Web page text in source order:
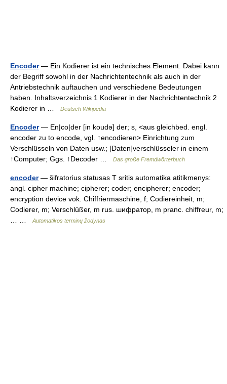
Encoder— Ein Kodierer ist ein technisches Element. Dabei kann
der Begriff sowohl in der Nachrichtentechnik als auch in der
Antriebstechnik auftauchen und verschiedene Bedeutungen
haben. Inhaltsverzeichnis 1 Kodierer in der Nachrichtentechnik 2
Kodierer in …
Deutsch Wikipedia
Encoder— En|co|der [in koudə] der; s, <aus gleichbed. engl.
encoder zu to encode, vgl. ↑encodieren> Einrichtung zum
Verschlüsseln von Daten usw.; [Daten]verschlüsseler in einem
↑Computer; Ggs. ↑Decoder …
Das große Fremdwörterbuch
encoder— šifratorius statusas T sritis automatika atitikmenys:
angl. cipher machine; cipherer; coder; encipherer; encoder;
encryption device vok. Chiffriermaschine, f; Codiereinheit, m;
Codierer, m; Verschlüßer, m rus. шифратор, m pranc. chiffreur, m;
Automatikos terminų žodynas